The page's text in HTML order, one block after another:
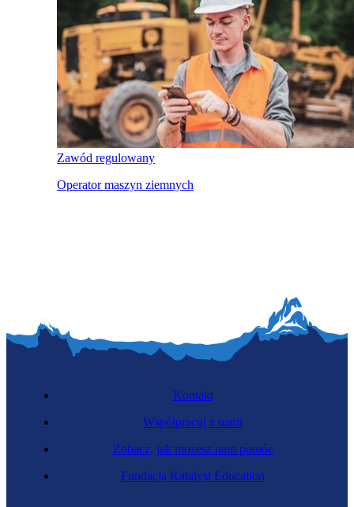
Zawód regulowany
Operator maszyn ziemnych
Kontakt
Współpracuj z nami
Zobacz, jak możesz nam pomóc
Fundacja Katalyst Education